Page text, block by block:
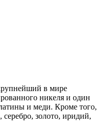
в мире
никеля и один
и меди. Кроме того,
серебро, золото, иридий,